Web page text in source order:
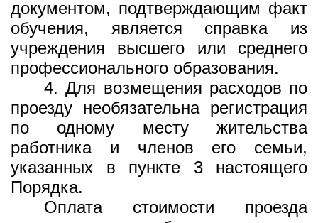
документом, подтверждающим факт
обучения, является справка из
учреждения высшего или среднего
профессионального образования.
4. Для возмещения расходов по
проезду необязательна регистрация
по одному месту жительства
работника и членов его семьи,
указанных в пункте 3 настоящего
Порядка.
Оплата стоимости проезда